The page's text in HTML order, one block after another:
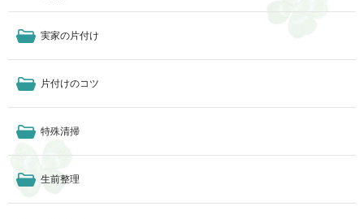
実家の片付け
片付けのコツ
特殊清掃
生前整理